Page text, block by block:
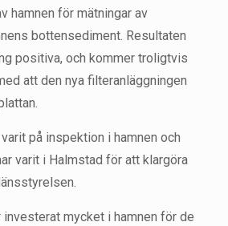
hamnen för mätningar av
bottensediment. Resultaten
positiva, och kommer troligtvis
att den nya filteranläggningen
på inspektion i hamnen och
varit i Halmstad för att klargöra
investerat mycket i hamnen för de